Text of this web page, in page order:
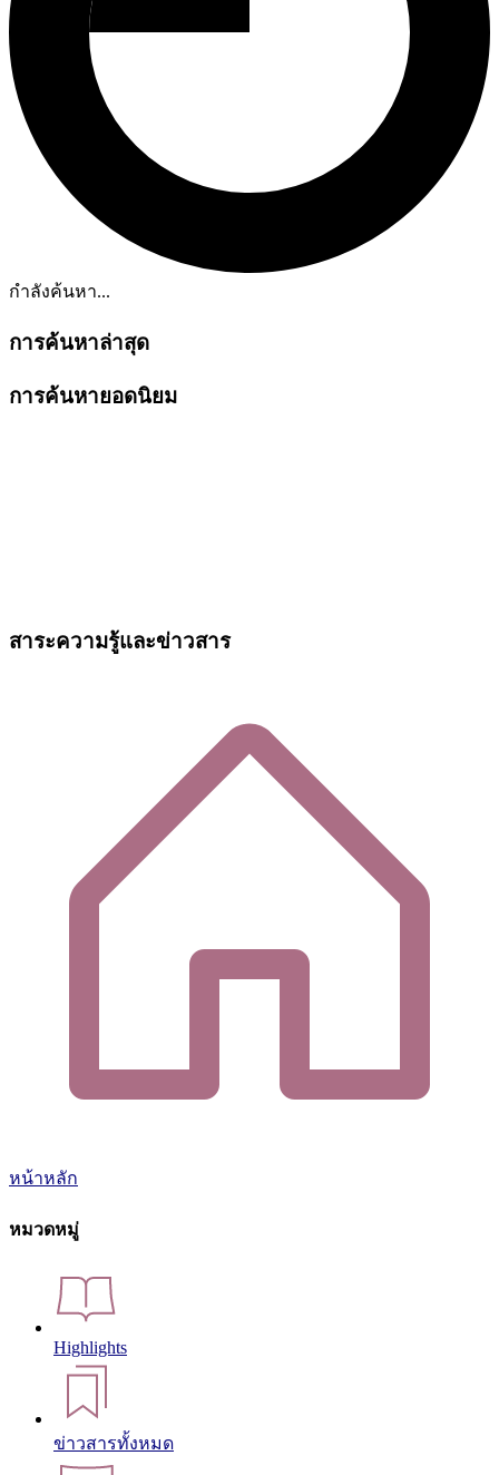
กำลังค้นหา...
การค้นหาล่าสุด
การค้นหายอดนิยม
สาระความรู้และข่าวสาร
หน้าหลัก
หมวดหมู่
Highlights
ข่าวสารทั้งหมด